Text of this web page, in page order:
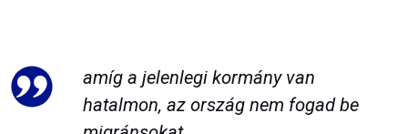
amíg a jelenlegi kormány van
hatalmon, az ország nem fogad be